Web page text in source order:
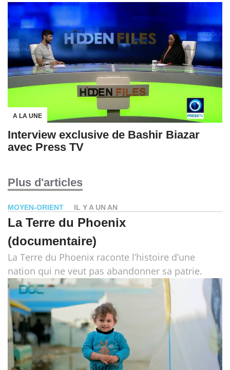
A LA UNE
Interview exclusive de Bashir Biazar
avec Press TV
Plus d'articles
MOYEN-ORIENT IL Y A UN AN
La Terre du Phoenix
(documentaire)
La Terre du Phoenix raconte l’histoire d’une
nation qui ne veut pas abandonner sa patrie.